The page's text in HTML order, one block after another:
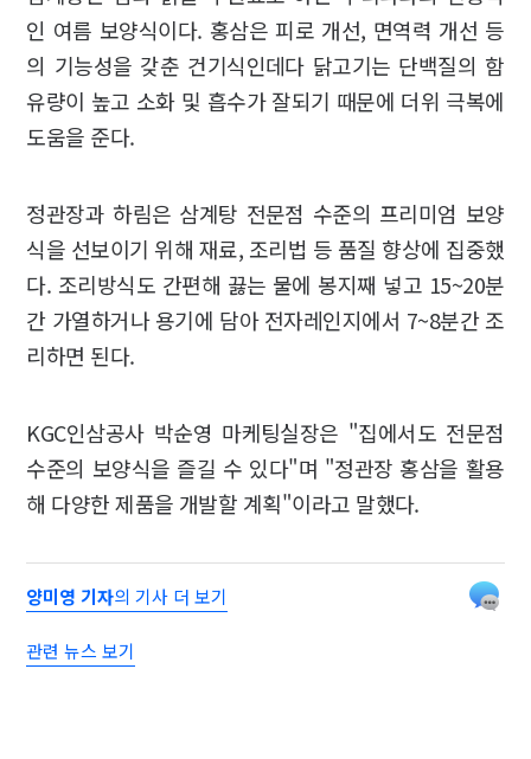
인 여름 보양식이다. 홍삼은 피로 개선, 면역력 개선 등
의 기능성을 갖춘 건기식인데다 닭고기는 단백질의 함
유량이 높고 소화 및 흡수가 잘되기 때문에 더위 극복에
도움을 준다.
정관장과 하림은 삼계탕 전문점 수준의 프리미엄 보양
식을 선보이기 위해 재료, 조리법 등 품질 향상에 집중했
다. 조리방식도 간편해 끓는 물에 봉지째 넣고 15~20분
간 가열하거나 용기에 담아 전자레인지에서 7~8분간 조
리하면 된다.
KGC인삼공사 박순영 마케팅실장은 "집에서도 전문점
수준의 보양식을 즐길 수 있다"며 "정관장 홍삼을 활용
해 다양한 제품을 개발할 계획"이라고 말했다.
양미영 기자의 기사 더 보기
관련 뉴스 보기